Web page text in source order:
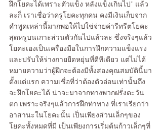
ฝึกโยคะได้เพราะตัวแข็ง หลังแข็งเกินไป’ แล้ว
ละก็ เราเชื่อว่าครูโยคะทุกคน คงมีเงินเก็บจาก
คำพูดเหล่านี้มากพอให้ไปใช่จ่ายค่ารีทรีตโยคะ
สุดหรูบนเกาะส่วนตัวกันไปแล้วละ ซึ่งจริงๆแล้ว
โยคะเองเป็นเครื่องมือในการฝึกความแข็งแรง
และปรับให้ร่างกายยืดหยุ่นที่ดีทีเดียว แต่ไม่ได้
หมายความว่าผู้ฝึกจะต้องมีทั้งสองคุณสมบัตินี้มา
ตั้งแต่แรก ความเชื่อที่ว่าต้องตัวอ่อนเท่านั้นถึง
จะฝึกโยคะได้ น่าจะมาจากทางพวกฝรั่งตะวัน
ตก เพราะจริงๆแล้วการฝึกท่าทาง ที่เราเรียกว่า
อาสานะในโยคะนั้น เป็นเพียงส่วนเล็กๆของ
โยคะทั้งหมดที่มี เป็นเพียงการเริ่มต้นก้าวเล็กๆที่